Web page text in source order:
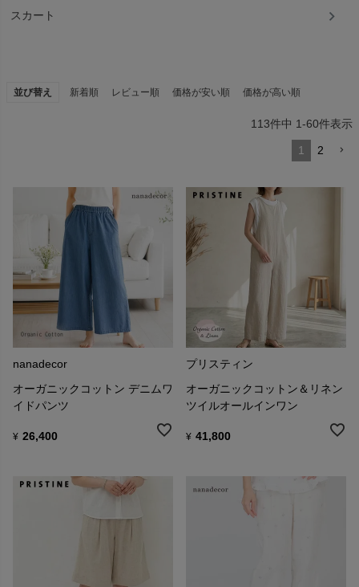
スカート
並び替え 新着順 レビュー順 価格が安い順 価格が高い順
113件中 1-60件表示
1 2
nanadecor
オーガニックコットン デニムワ
イドパンツ
¥ 26,400
プリスティン
オーガニックコットン＆リネン
ツイルオールインワン
¥ 41,800